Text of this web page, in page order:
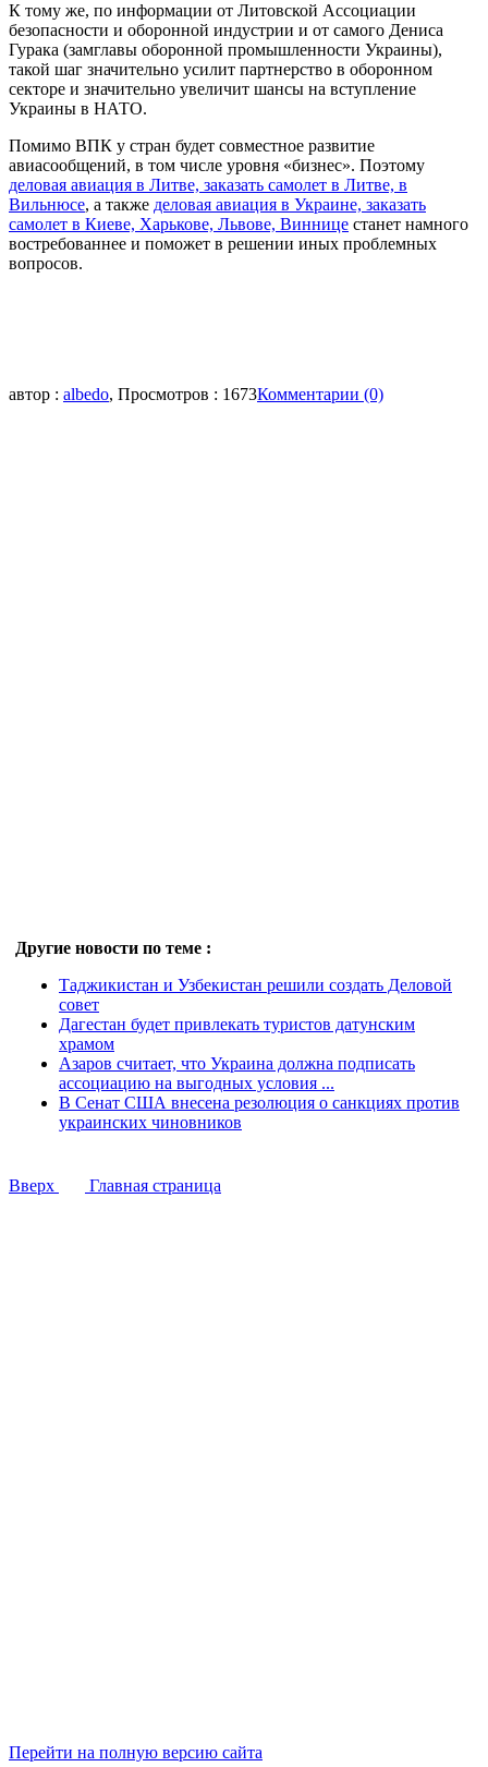
К тому же, по информации от Литовской Ассоциации
безопасности и оборонной индустрии и от самого Дениса
Гурака (замглавы оборонной промышленности Украины),
такой шаг значительно усилит партнерство в оборонном
секторе и значительно увеличит шансы на вступление
Украины в НАТО.
Помимо ВПК у стран будет совместное развитие
авиасообщений, в том числе уровня «бизнес». Поэтому
деловая авиация в Литве, заказать самолет в Литве, в
Вильнюсе, а также деловая авиация в Украине, заказать
самолет в Киеве, Харькове, Львове, Виннице станет намного
востребованнее и поможет в решении иных проблемных
вопросов.
автор : albedo, Просмотров : 1673Комментарии (0)
Другие новости по теме :
Таджикистан и Узбекистан решили создать Деловой
совет
Дагестан будет привлекать туристов датунским
храмом
Азаров считает, что Украина должна подписать
ассоциацию на выгодных условия ...
В Сенат США внесена резолюция о санкциях против
украинских чиновников
Вверх Главная страница
Перейти на полную версию сайта